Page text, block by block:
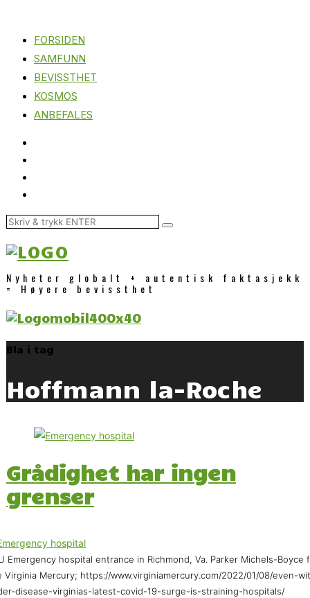
FORSIDEN
SAMFUNN
BEVISSTHET
KOSMOS
ANBEFALES
Nyheter globalt + autentisk faktasjekk
= Høyere bevissthet
Bla i tag
Hoffmann la-Roche
Grådighet har ingen
grenser
Emergency hospital entrance in Richmond, Va. Parker Michels-Boyce
Virginia Mercury; https://www.virginiamercury.com/2022/01/08/even-
disease-virginias-latest-covid-19-surge-is-straining-hospitals/